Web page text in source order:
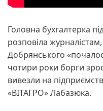
Головна бухгалтерка
розповіла
Добрянського
чотири роки борги
вивезли на
«ВІТАГРО» Лабазюка.